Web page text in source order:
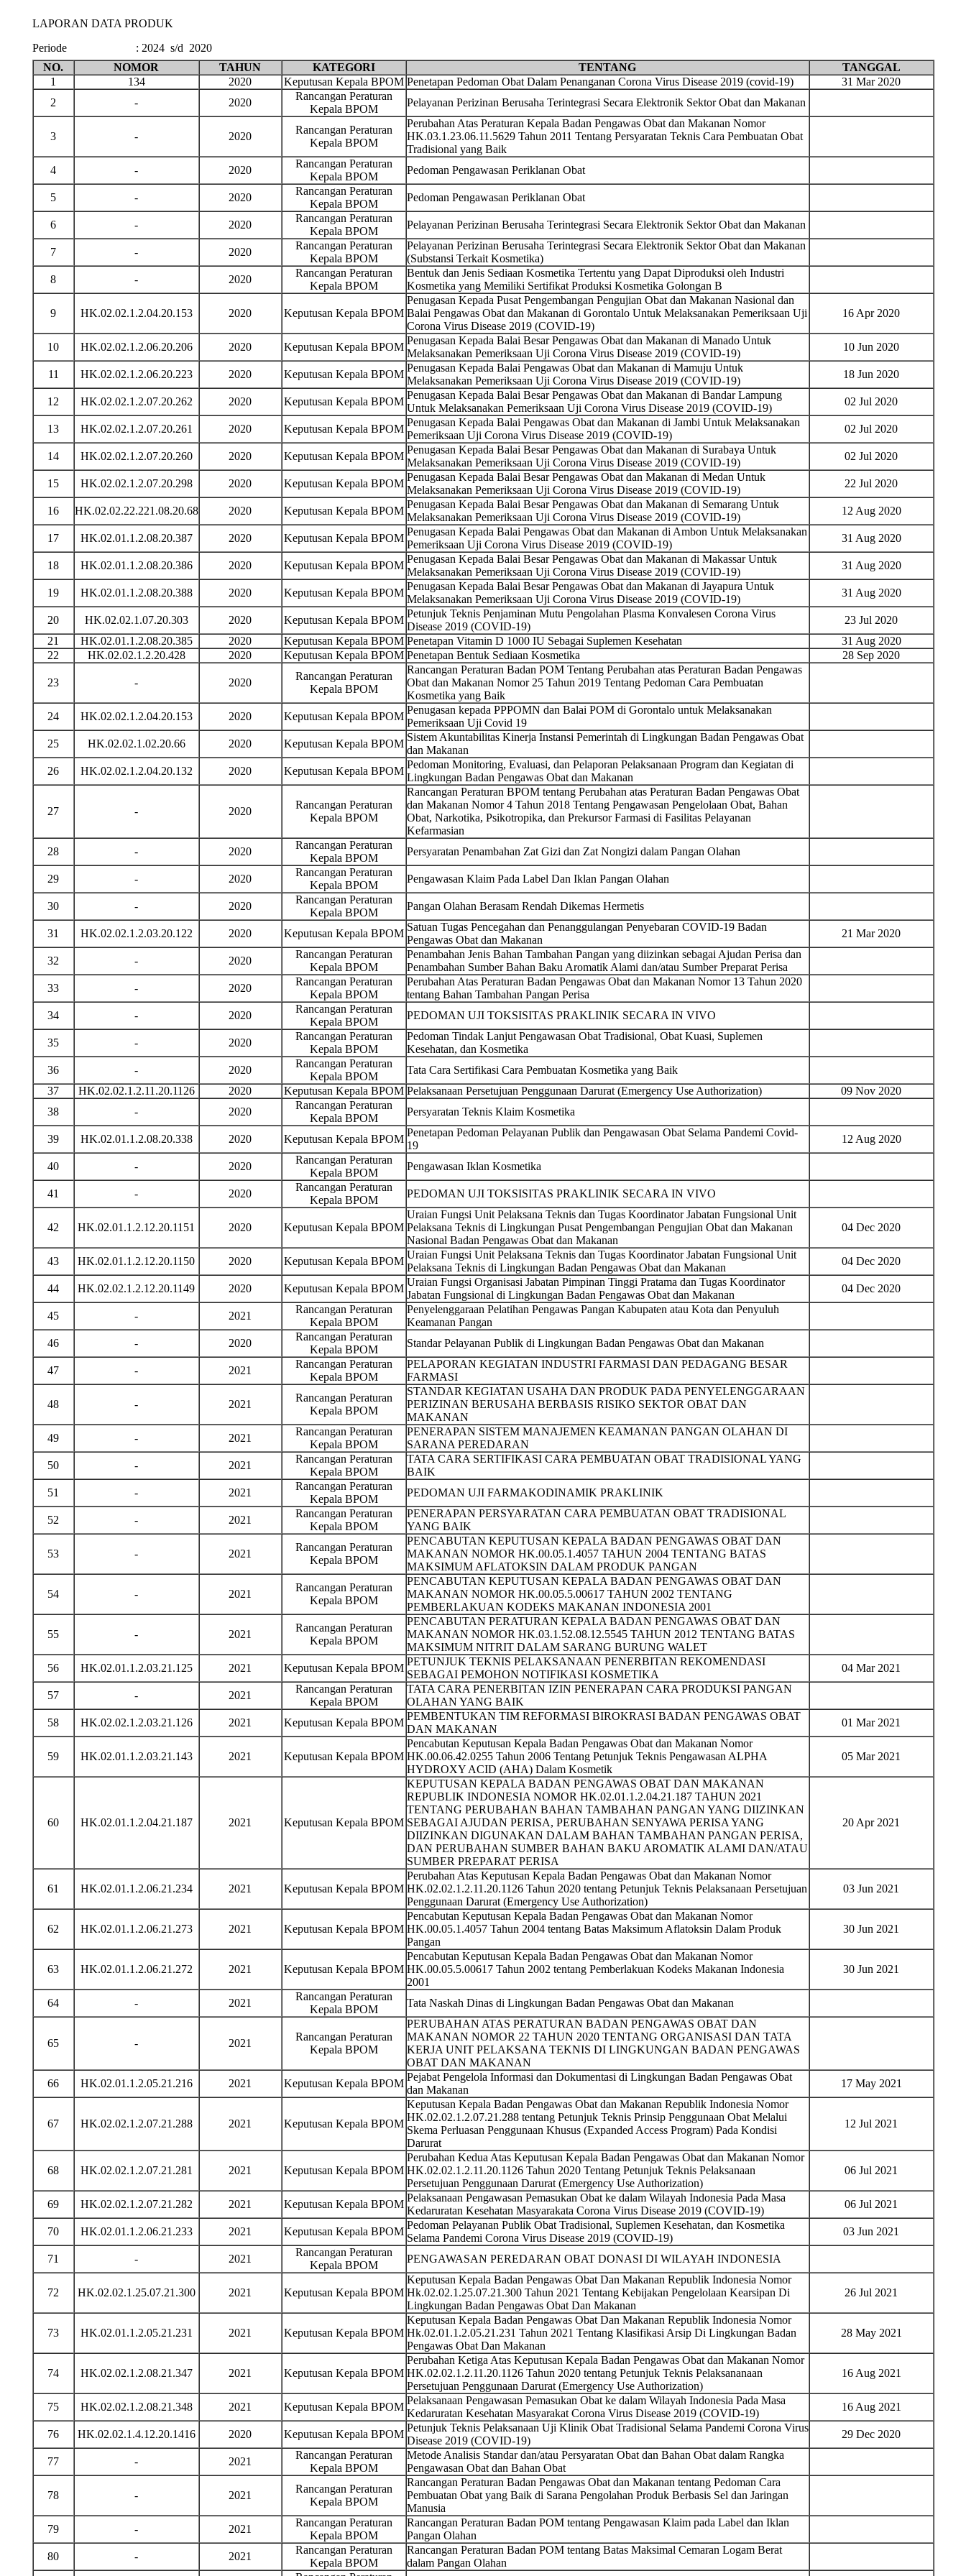
LAPORAN DATA PRODUK
Periode
: 2024 s/d 2020
NO.
NOMOR TAHUN KATEGORI TENTANG
TANGGAL
1
134 2020 Keputusan Kepala BPOM Penetapan Pedoman Obat Dalam Penanganan Corona Virus Disease 2019 (covid-19)
31 Mar 2020
2
- 2020
Rancangan Peraturan
Kepala BPOM
Pelayanan Perizinan Berusaha Terintegrasi Secara Elektronik Sektor Obat dan Makanan
3 - 2020
Rancangan Peraturan
Kepala BPOM
Perubahan Atas Peraturan Kepala Badan Pengawas Obat dan Makanan Nomor
HK.03.1.23.06.11.5629 Tahun 2011 Tentang Persyaratan Teknis Cara Pembuatan Obat
Tradisional yang Baik
4
- 2020
Rancangan Peraturan
Kepala BPOM
Pedoman Pengawasan Periklanan Obat
5 - 2020
Rancangan Peraturan
Kepala BPOM
Pedoman Pengawasan Periklanan Obat
6 - 2020
Rancangan Peraturan
Kepala BPOM
Pelayanan Perizinan Berusaha Terintegrasi Secara Elektronik Sektor Obat dan Makanan
7 - 2020
Rancangan Peraturan
Kepala BPOM
Pelayanan Perizinan Berusaha Terintegrasi Secara Elektronik Sektor Obat dan Makanan
(Substansi Terkait Kosmetika)
8
- 2020
Rancangan Peraturan
Kepala BPOM
Bentuk dan Jenis Sediaan Kosmetika Tertentu yang Dapat Diproduksi oleh Industri
Kosmetika yang Memiliki Sertifikat Produksi Kosmetika Golongan B
9 HK.02.02.1.2.04.20.153 2020 Keputusan Kepala BPOM
Penugasan Kepada Pusat Pengembangan Pengujian Obat dan Makanan Nasional dan
Balai Pengawas Obat dan Makanan di Gorontalo Untuk Melaksanakan Pemeriksaan Uji
Corona Virus Disease 2019 (COVID-19)
16 Apr 2020
10 HK.02.02.1.2.06.20.206 2020 Keputusan Kepala BPOM
Penugasan Kepada Balai Besar Pengawas Obat dan Makanan di Manado Untuk
Melaksanakan Pemeriksaan Uji Corona Virus Disease 2019 (COVID-19)
10 Jun 2020
11 HK.02.02.1.2.06.20.223 2020 Keputusan Kepala BPOM
Penugasan Kepada Balai Pengawas Obat dan Makanan di Mamuju Untuk
Melaksanakan Pemeriksaan Uji Corona Virus Disease 2019 (COVID-19)
18 Jun 2020
12 HK.02.02.1.2.07.20.262 2020 Keputusan Kepala BPOM
Penugasan Kepada Balai Besar Pengawas Obat dan Makanan di Bandar Lampung
Untuk Melaksanakan Pemeriksaan Uji Corona Virus Disease 2019 (COVID-19)
02 Jul 2020
13 HK.02.02.1.2.07.20.261 2020 Keputusan Kepala BPOM
Penugasan Kepada Balai Pengawas Obat dan Makanan di Jambi Untuk Melaksanakan
Pemeriksaan Uji Corona Virus Disease 2019 (COVID-19)
02 Jul 2020
14 HK.02.02.1.2.07.20.260 2020 Keputusan Kepala BPOM
Penugasan Kepada Balai Besar Pengawas Obat dan Makanan di Surabaya Untuk
Melaksanakan Pemeriksaan Uji Corona Virus Disease 2019 (COVID-19)
02 Jul 2020
15 HK.02.02.1.2.07.20.298 2020 Keputusan Kepala BPOM
Penugasan Kepada Balai Besar Pengawas Obat dan Makanan di Medan Untuk
Melaksanakan Pemeriksaan Uji Corona Virus Disease 2019 (COVID-19)
22 Jul 2020
16 HK.02.02.22.221.08.20.68 2020 Keputusan Kepala BPOM
Penugasan Kepada Balai Besar Pengawas Obat dan Makanan di Semarang Untuk
Melaksanakan Pemeriksaan Uji Corona Virus Disease 2019 (COVID-19)
12 Aug 2020
17 HK.02.01.1.2.08.20.387 2020 Keputusan Kepala BPOM
Penugasan Kepada Balai Pengawas Obat dan Makanan di Ambon Untuk Melaksanakan
Pemeriksaan Uji Corona Virus Disease 2019 (COVID-19)
31 Aug 2020
18 HK.02.01.1.2.08.20.386 2020 Keputusan Kepala BPOM
Penugasan Kepada Balai Besar Pengawas Obat dan Makanan di Makassar Untuk
Melaksanakan Pemeriksaan Uji Corona Virus Disease 2019 (COVID-19)
31 Aug 2020
19 HK.02.01.1.2.08.20.388 2020 Keputusan Kepala BPOM
Penugasan Kepada Balai Besar Pengawas Obat dan Makanan di Jayapura Untuk
Melaksanakan Pemeriksaan Uji Corona Virus Disease 2019 (COVID-19)
31 Aug 2020
20 HK.02.02.1.07.20.303 2020 Keputusan Kepala BPOM
Petunjuk Teknis Penjaminan Mutu Pengolahan Plasma Konvalesen Corona Virus
Disease 2019 (COVID-19)
23 Jul 2020
21
HK.02.01.1.2.08.20.385 2020 Keputusan Kepala BPOM Penetapan Vitamin D 1000 IU Sebagai Suplemen Kesehatan
31 Aug 2020
22
HK.02.02.1.2.20.428 2020 Keputusan Kepala BPOM Penetapan Bentuk Sediaan Kosmetika 28 Sep 2020
23 - 2020
Rancangan Peraturan
Kepala BPOM
Rancangan Peraturan Badan POM Tentang Perubahan atas Peraturan Badan Pengawas
Obat dan Makanan Nomor 25 Tahun 2019 Tentang Pedoman Cara Pembuatan
Kosmetika yang Baik
24
HK.02.02.1.2.04.20.153 2020 Keputusan Kepala BPOM
Penugasan kepada PPPOMN dan Balai POM di Gorontalo untuk Melaksanakan
Pemeriksaan Uji Covid 19
25
HK.02.02.1.02.20.66 2020 Keputusan Kepala BPOM
Sistem Akuntabilitas Kinerja Instansi Pemerintah di Lingkungan Badan Pengawas Obat
dan Makanan
26
HK.02.02.1.2.04.20.132 2020 Keputusan Kepala BPOM
Pedoman Monitoring, Evaluasi, dan Pelaporan Pelaksanaan Program dan Kegiatan di
Lingkungan Badan Pengawas Obat dan Makanan
27 - 2020
Rancangan Peraturan
Kepala BPOM
Rancangan Peraturan BPOM tentang Perubahan atas Peraturan Badan Pengawas Obat
dan Makanan Nomor 4 Tahun 2018 Tentang Pengawasan Pengelolaan Obat, Bahan
Obat, Narkotika, Psikotropika, dan Prekursor Farmasi di Fasilitas Pelayanan
Kefarmasian
28
- 2020
Rancangan Peraturan
Kepala BPOM
Persyaratan Penambahan Zat Gizi dan Zat Nongizi dalam Pangan Olahan
29 - 2020
Rancangan Peraturan
Kepala BPOM
Pengawasan Klaim Pada Label Dan Iklan Pangan Olahan
30 - 2020
Rancangan Peraturan
Kepala BPOM
Pangan Olahan Berasam Rendah Dikemas Hermetis
31 HK.02.02.1.2.03.20.122 2020 Keputusan Kepala BPOM
Satuan Tugas Pencegahan dan Penanggulangan Penyebaran COVID-19 Badan
Pengawas Obat dan Makanan
21 Mar 2020
32 - 2020
Rancangan Peraturan
Kepala BPOM
Penambahan Jenis Bahan Tambahan Pangan yang diizinkan sebagai Ajudan Perisa dan
Penambahan Sumber Bahan Baku Aromatik Alami dan/atau Sumber Preparat Perisa
33
- 2020
Rancangan Peraturan
Kepala BPOM
Perubahan Atas Peraturan Badan Pengawas Obat dan Makanan Nomor 13 Tahun 2020
tentang Bahan Tambahan Pangan Perisa
34
- 2020
Rancangan Peraturan
Kepala BPOM
PEDOMAN UJI TOKSISITAS PRAKLINIK SECARA IN VIVO
35 - 2020
Rancangan Peraturan
Kepala BPOM
Pedoman Tindak Lanjut Pengawasan Obat Tradisional, Obat Kuasi, Suplemen
Kesehatan, dan Kosmetika
36
- 2020
Rancangan Peraturan
Kepala BPOM
Tata Cara Sertifikasi Cara Pembuatan Kosmetika yang Baik
37
HK.02.02.1.2.11.20.1126 2020 Keputusan Kepala BPOM Pelaksanaan Persetujuan Penggunaan Darurat (Emergency Use Authorization)
09 Nov 2020
38
- 2020
Rancangan Peraturan
Kepala BPOM
Persyaratan Teknis Klaim Kosmetika
39 HK.02.01.1.2.08.20.338 2020 Keputusan Kepala BPOM
Penetapan Pedoman Pelayanan Publik dan Pengawasan Obat Selama Pandemi Covid-
19
12 Aug 2020
40 - 2020
Rancangan Peraturan
Kepala BPOM
Pengawasan Iklan Kosmetika
41 - 2020
Rancangan Peraturan
Kepala BPOM
PEDOMAN UJI TOKSISITAS PRAKLINIK SECARA IN VIVO
42 HK.02.01.1.2.12.20.1151 2020 Keputusan Kepala BPOM
Uraian Fungsi Unit Pelaksana Teknis dan Tugas Koordinator Jabatan Fungsional Unit
Pelaksana Teknis di Lingkungan Pusat Pengembangan Pengujian Obat dan Makanan
Nasional Badan Pengawas Obat dan Makanan
04 Dec 2020
43 HK.02.01.1.2.12.20.1150 2020 Keputusan Kepala BPOM
Uraian Fungsi Unit Pelaksana Teknis dan Tugas Koordinator Jabatan Fungsional Unit
Pelaksana Teknis di Lingkungan Badan Pengawas Obat dan Makanan
04 Dec 2020
44 HK.02.02.1.2.12.20.1149 2020 Keputusan Kepala BPOM
Uraian Fungsi Organisasi Jabatan Pimpinan Tinggi Pratama dan Tugas Koordinator
Jabatan Fungsional di Lingkungan Badan Pengawas Obat dan Makanan
04 Dec 2020
45 - 2021
Rancangan Peraturan
Kepala BPOM
Penyelenggaraan Pelatihan Pengawas Pangan Kabupaten atau Kota dan Penyuluh
Keamanan Pangan
46
- 2020
Rancangan Peraturan
Kepala BPOM
Standar Pelayanan Publik di Lingkungan Badan Pengawas Obat dan Makanan
47 - 2021
Rancangan Peraturan
Kepala BPOM
PELAPORAN KEGIATAN INDUSTRI FARMASI DAN PEDAGANG BESAR
FARMASI
48 - 2021
Rancangan Peraturan
Kepala BPOM
STANDAR KEGIATAN USAHA DAN PRODUK PADA PENYELENGGARAAN
PERIZINAN BERUSAHA BERBASIS RISIKO SEKTOR OBAT DAN
MAKANAN
49
- 2021
Rancangan Peraturan
Kepala BPOM
PENERAPAN SISTEM MANAJEMEN KEAMANAN PANGAN OLAHAN DI
SARANA PEREDARAN
50
- 2021
Rancangan Peraturan
Kepala BPOM
TATA CARA SERTIFIKASI CARA PEMBUATAN OBAT TRADISIONAL YANG
BAIK
51
- 2021
Rancangan Peraturan
Kepala BPOM
PEDOMAN UJI FARMAKODINAMIK PRAKLINIK
52 - 2021
Rancangan Peraturan
Kepala BPOM
PENERAPAN PERSYARATAN CARA PEMBUATAN OBAT TRADISIONAL
YANG BAIK
53 - 2021
Rancangan Peraturan
Kepala BPOM
PENCABUTAN KEPUTUSAN KEPALA BADAN PENGAWAS OBAT DAN
MAKANAN NOMOR HK.00.05.1.4057 TAHUN 2004 TENTANG BATAS
MAKSIMUM AFLATOKSIN DALAM PRODUK PANGAN
54 - 2021
Rancangan Peraturan
Kepala BPOM
PENCABUTAN KEPUTUSAN KEPALA BADAN PENGAWAS OBAT DAN
MAKANAN NOMOR HK.00.05.5.00617 TAHUN 2002 TENTANG
PEMBERLAKUAN KODEKS MAKANAN INDONESIA 2001
55 - 2021
Rancangan Peraturan
Kepala BPOM
PENCABUTAN PERATURAN KEPALA BADAN PENGAWAS OBAT DAN
MAKANAN NOMOR HK.03.1.52.08.12.5545 TAHUN 2012 TENTANG BATAS
MAKSIMUM NITRIT DALAM SARANG BURUNG WALET
56
HK.02.01.1.2.03.21.125 2021 Keputusan Kepala BPOM
PETUNJUK TEKNIS PELAKSANAAN PENERBITAN REKOMENDASI
SEBAGAI PEMOHON NOTIFIKASI KOSMETIKA
04 Mar 2021
57 - 2021
Rancangan Peraturan
Kepala BPOM
TATA CARA PENERBITAN IZIN PENERAPAN CARA PRODUKSI PANGAN
OLAHAN YANG BAIK
58
HK.02.02.1.2.03.21.126 2021 Keputusan Kepala BPOM
PEMBENTUKAN TIM REFORMASI BIROKRASI BADAN PENGAWAS OBAT
DAN MAKANAN
01 Mar 2021
59 HK.02.01.1.2.03.21.143 2021 Keputusan Kepala BPOM
Pencabutan Keputusan Kepala Badan Pengawas Obat dan Makanan Nomor
HK.00.06.42.0255 Tahun 2006 Tentang Petunjuk Teknis Pengawasan ALPHA
HYDROXY ACID (AHA) Dalam Kosmetik
05 Mar 2021
60 HK.02.01.1.2.04.21.187 2021 Keputusan Kepala BPOM
KEPUTUSAN KEPALA BADAN PENGAWAS OBAT DAN MAKANAN
REPUBLIK INDONESIA NOMOR HK.02.01.1.2.04.21.187 TAHUN 2021
TENTANG PERUBAHAN BAHAN TAMBAHAN PANGAN YANG DIIZINKAN
SEBAGAI AJUDAN PERISA, PERUBAHAN SENYAWA PERISA YANG
DIIZINKAN DIGUNAKAN DALAM BAHAN TAMBAHAN PANGAN PERISA,
DAN PERUBAHAN SUMBER BAHAN BAKU AROMATIK ALAMI DAN/ATAU
SUMBER PREPARAT PERISA
20 Apr 2021
61 HK.02.01.1.2.06.21.234 2021 Keputusan Kepala BPOM
Perubahan Atas Keputusan Kepala Badan Pengawas Obat dan Makanan Nomor
HK.02.02.1.2.11.20.1126 Tahun 2020 tentang Petunjuk Teknis Pelaksanaan Persetujuan
Penggunaan Darurat (Emergency Use Authorization)
03 Jun 2021
62 HK.02.01.1.2.06.21.273 2021 Keputusan Kepala BPOM
Pencabutan Keputusan Kepala Badan Pengawas Obat dan Makanan Nomor
HK.00.05.1.4057 Tahun 2004 tentang Batas Maksimum Aflatoksin Dalam Produk
Pangan
30 Jun 2021
63 HK.02.01.1.2.06.21.272 2021 Keputusan Kepala BPOM
Pencabutan Keputusan Kepala Badan Pengawas Obat dan Makanan Nomor
HK.00.05.5.00617 Tahun 2002 tentang Pemberlakuan Kodeks Makanan Indonesia
2001
30 Jun 2021
64 - 2021
Rancangan Peraturan
Kepala BPOM
Tata Naskah Dinas di Lingkungan Badan Pengawas Obat dan Makanan
65 - 2021
Rancangan Peraturan
Kepala BPOM
PERUBAHAN ATAS PERATURAN BADAN PENGAWAS OBAT DAN
MAKANAN NOMOR 22 TAHUN 2020 TENTANG ORGANISASI DAN TATA
KERJA UNIT PELAKSANA TEKNIS DI LINGKUNGAN BADAN PENGAWAS
OBAT DAN MAKANAN
66
HK.02.01.1.2.05.21.216 2021 Keputusan Kepala BPOM
Pejabat Pengelola Informasi dan Dokumentasi di Lingkungan Badan Pengawas Obat
dan Makanan
17 May 2021
67 HK.02.02.1.2.07.21.288 2021 Keputusan Kepala BPOM
Keputusan Kepala Badan Pengawas Obat dan Makanan Republik Indonesia Nomor
HK.02.02.1.2.07.21.288 tentang Petunjuk Teknis Prinsip Penggunaan Obat Melalui
Skema Perluasan Penggunaan Khusus (Expanded Access Program) Pada Kondisi
Darurat
12 Jul 2021
68 HK.02.02.1.2.07.21.281 2021 Keputusan Kepala BPOM
Perubahan Kedua Atas Keputusan Kepala Badan Pengawas Obat dan Makanan Nomor
HK.02.02.1.2.11.20.1126 Tahun 2020 Tentang Petunjuk Teknis Pelaksanaan
Persetujuan Penggunaan Darurat (Emergency Use Authorization)
06 Jul 2021
69 HK.02.02.1.2.07.21.282 2021 Keputusan Kepala BPOM
Pelaksanaan Pengawasan Pemasukan Obat ke dalam Wilayah Indonesia Pada Masa
Kedaruratan Kesehatan Masyarakata Corona Virus Disease 2019 (COVID-19)
06 Jul 2021
70 HK.02.01.1.2.06.21.233 2021 Keputusan Kepala BPOM
Pedoman Pelayanan Publik Obat Tradisional, Suplemen Kesehatan, dan Kosmetika
Selama Pandemi Corona Virus Disease 2019 (COVID-19)
03 Jun 2021
71 - 2021
Rancangan Peraturan
Kepala BPOM
PENGAWASAN PEREDARAN OBAT DONASI DI WILAYAH INDONESIA
72 HK.02.02.1.25.07.21.300 2021 Keputusan Kepala BPOM
Keputusan Kepala Badan Pengawas Obat Dan Makanan Republik Indonesia Nomor
Hk.02.02.1.25.07.21.300 Tahun 2021 Tentang Kebijakan Pengelolaan Kearsipan Di
Lingkungan Badan Pengawas Obat Dan Makanan
26 Jul 2021
73 HK.02.01.1.2.05.21.231 2021 Keputusan Kepala BPOM
Keputusan Kepala Badan Pengawas Obat Dan Makanan Republik Indonesia Nomor
Hk.02.01.1.2.05.21.231 Tahun 2021 Tentang Klasifikasi Arsip Di Lingkungan Badan
Pengawas Obat Dan Makanan
28 May 2021
74 HK.02.02.1.2.08.21.347 2021 Keputusan Kepala BPOM
Perubahan Ketiga Atas Keputusan Kepala Badan Pengawas Obat dan Makanan Nomor
HK.02.02.1.2.11.20.1126 Tahun 2020 tentang Petunjuk Teknis Pelaksananaan
Persetujuan Penggunaan Darurat (Emergency Use Authorization)
16 Aug 2021
75 HK.02.02.1.2.08.21.348 2021 Keputusan Kepala BPOM
Pelaksanaan Pengawasan Pemasukan Obat ke dalam Wilayah Indonesia Pada Masa
Kedaruratan Kesehatan Masyarakat Corona Virus Disease 2019 (COVID-19)
16 Aug 2021
76 HK.02.02.1.4.12.20.1416 2020 Keputusan Kepala BPOM
Petunjuk Teknis Pelaksanaan Uji Klinik Obat Tradisional Selama Pandemi Corona Virus
Disease 2019 (COVID-19)
29 Dec 2020
77 - 2021
Rancangan Peraturan
Kepala BPOM
Metode Analisis Standar dan/atau Persyaratan Obat dan Bahan Obat dalam Rangka
Pengawasan Obat dan Bahan Obat
78 - 2021
Rancangan Peraturan
Kepala BPOM
Rancangan Peraturan Badan Pengawas Obat dan Makanan tentang Pedoman Cara
Pembuatan Obat yang Baik di Sarana Pengolahan Produk Berbasis Sel dan Jaringan
Manusia
79
- 2021
Rancangan Peraturan
Kepala BPOM
Rancangan Peraturan Badan POM tentang Pengawasan Klaim pada Label dan Iklan
Pangan Olahan
80
- 2021
Rancangan Peraturan
Kepala BPOM
Rancangan Peraturan Badan POM tentang Batas Maksimal Cemaran Logam Berat
dalam Pangan Olahan